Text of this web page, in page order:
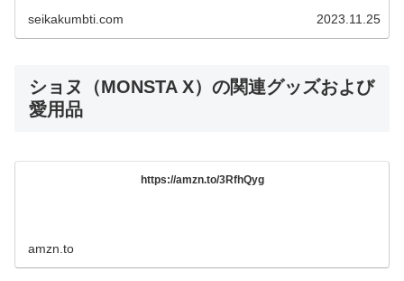
seikakumbti.com 2023.11.25
ショヌ（MONSTA X）の関連グッズおよび
愛用品
https://amzn.to/3RfhQyg
amzn.to